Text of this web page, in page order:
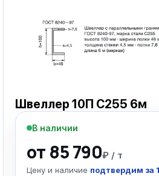
Швеллер 10П С255 6м
В наличии
от 85 790₽ / т
Цену и наличие подтвердим за